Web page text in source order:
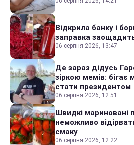
Відкрила банку і
заправка
06 серпня 2026, 13:47
Де зараз дідусь
зіркою мемів:
стати президентом
06 серпня 2026, 12:51
Швидкі мариновані
неможливо
смаку
06 серпня 2026, 12:22